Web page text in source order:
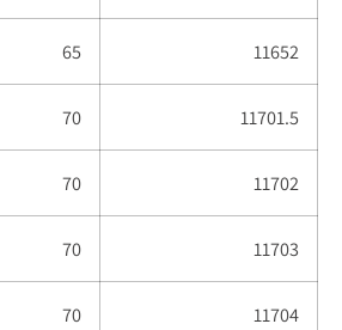
11652
65
11701.5
70
11702
70
11703
70
11704
70